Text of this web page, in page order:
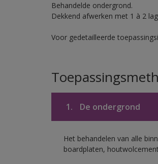
Behandelde ondergrond.
Dekkend afwerken met 1 à 2
Voor gedetailleerde
1. De ondergrond
Het behandelen van alle
boardplaten,